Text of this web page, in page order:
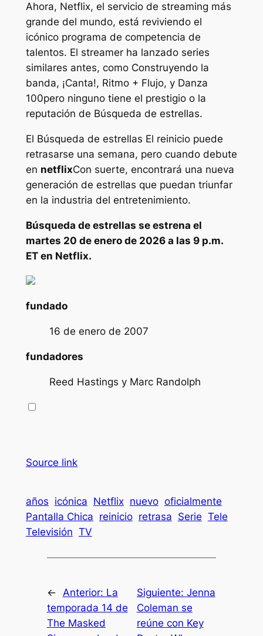
Ahora, Netflix, el servicio de streaming más
grande del mundo, está reviviendo el
icónico programa de competencia de
talentos. El streamer ha lanzado series
similares antes, como Construyendo la
banda, ¡Canta!, Ritmo + Flujo, y Danza
100pero ninguno tiene el prestigio o la
reputación de Búsqueda de estrellas.
El Búsqueda de estrellas El reinicio puede
retrasarse una semana, pero cuando debute
en netflixCon suerte, encontrará una nueva
generación de estrellas que puedan triunfar
en la industria del entretenimiento.
Búsqueda de estrellas se estrena el
martes 20 de enero de 2026 a las 9 p.m.
ET en Netflix.
fundado
16 de enero de 2007
fundadores
Reed Hastings y Marc Randolph
Source link
años icónica Netflix nuevo oficialmente
Pantalla Chica reinicio retrasa Serie Tele
Televisión TV
← Anterior: La
temporada 14 de
The Masked
Siguiente: Jenna
Coleman se
reúne con Key